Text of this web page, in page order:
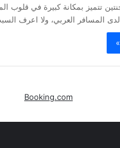
تتميز بمكانة كبيرة في قلوب
لدى المسافر العربي، ولا اعرف
Booking.com